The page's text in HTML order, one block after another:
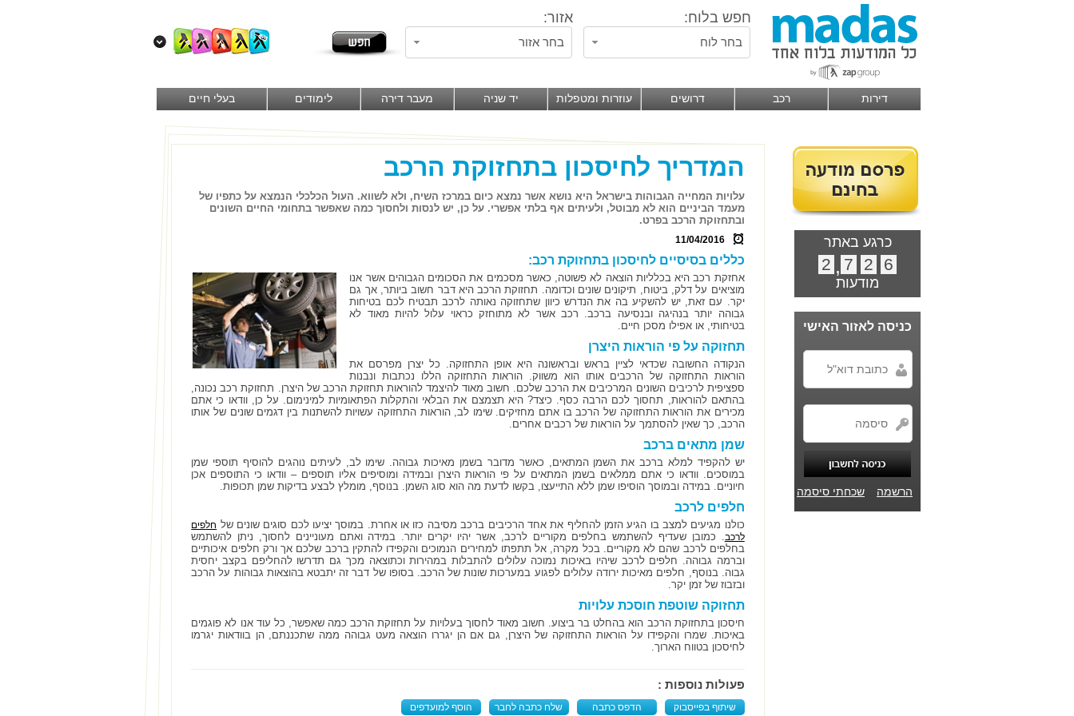
חפש בלוח: אזור:
בחר לוח בחר אזור
דירות רכב דרושים עוזרות ומטפלות יד שניה מעבר דירה לימודים בעלי חיים
כרגע באתר
6
2
7
,
2
מודעות
כניסה לאזור האישי
הרשמה שכחתי סיסמה
המדריך לחיסכון בתחזוקת הרכב
עלויות המחייה הגבוהות בישראל היא נושא אשר נמצא כיום במרכז השיח, ולא לשווא. העול הכלכלי הנמצא על כתפיו של
מעמד הביניים הוא לא מבוטל, ולעיתים אף בלתי אפשרי. על כן, יש לנסות ולחסוך כמה שאפשר בתחומי החיים השונים
ובתחזוקת הרכב בפרט.
11/04/2016
כללים בסיסיים לחיסכון בתחזוקת רכב:
אחזקת רכב היא בכלליות הוצאה לא פשוטה, כאשר מסכמים את הסכומים הגבוהים אשר אנו
מוציאים על דלק, ביטוח, תיקונים שונים וכדומה. תחזוקת הרכב היא דבר חשוב ביותר, אך גם
יקר. עם זאת, יש להשקיע בה את הנדרש כיוון שתחזוקה נאותה לרכב תבטיח לכם בטיחות
גבוהה יותר בנהיגה ובנסיעה ברכב. רכב אשר לא מתוחזק כראוי עלול להיות מאוד לא
בטיחותי, או אפילו מסכן חיים.
תחזוקה על פי הוראות היצרן
הנקודה החשובה שכדאי לציין בראש ובראשונה היא אופן התחזוקה. כל יצרן מפרסם את
הוראות התחזוקה של הרכבים אותו הוא משווק. הוראות התחזוקה הללו נכתבות ונבנות
ספציפית לרכיבים השונים המרכיבים את הרכב שלכם. חשוב מאוד להיצמד להוראות תחזוקת הרכב של היצרן. תחזוקת רכב נכונה,
בהתאם להוראות, תחסוך לכם הרבה כסף. כיצד? היא תצמצם את הבלאי והתקלות הפתאומיות למינימום. על כן, וודאו כי אתם
מכירים את הוראות התחזוקה של הרכב בו אתם מחזיקים. שימו לב, הוראות התחזוקה עשויות להשתנות בין דגמים שונים של אותו
הרכב, כך שאין להסתמך על הוראות של רכבים אחרים.
שמן מתאים ברכב
יש להקפיד למלא ברכב את השמן המתאים, כאשר מדובר בשמן מאיכות גבוהה. שימו לב, לעיתים נוהגים להוסיף תוספי שמן
במוסכים. וודאו כי אתם ממלאים בשמן המתאים על פי הוראות היצרן ובמידה ומוסיפים אליו תוספים – וודאו כי התוספים אכן
חיוניים. במידה ובמוסך הוסיפו שמן ללא התייעצו, בקשו לדעת מה הוא סוג השמן. בנוסף, מומלץ לבצע בדיקות שמן תכופות.
חלפים לרכב
כולנו מגיעים למצב בו הגיע הזמן להחליף את אחד הרכיבים ברכב מסיבה כזו או אחרת. במוסך יציעו לכם סוגים שונים של חלפים
לרכב. כמובן שעדיף להשתמש בחלפים מקוריים לרכב, אשר יהיו יקרים יותר. במידה ואתם מעוניינים לחסוך, ניתן להשתמש
בחלפים לרכב שהם לא מקוריים. בכל מקרה, אל תתפתו למחירים הנמוכים והקפידו להתקין ברכב שלכם אך ורק חלפים איכותיים
וברמה גבוהה. חלפים לרכב שיהיו באיכות נמוכה עלולים להתבלות במהירות וכתוצאה מכך גם תדרשו להחליפם בקצב יחסית
גבוה. בנוסף, חלפים מאיכות ירודה עלולים לפגוע במערכות שונות של הרכב. בסופו של דבר זה יתבטא בהוצאות גבוהות על הרכב
ובזבוז של זמן יקר.
תחזוקה שוטפת חוסכת עלויות
חיסכון בתחזוקת הרכב הוא בהחלט בר ביצוע. חשוב מאוד לחסוך בעלויות על תחזוקת הרכב כמה שאפשר, כל עוד אנו לא פוגמים
באיכות. שמרו והקפידו על הוראות התחזוקה של היצרן, גם אם הן יגררו הוצאה מעט גבוהה ממה שתכננתם, הן בוודאות יגרמו
לחיסכון בטווח הארוך.
פעולות נוספות :
שיתוף בפייסבוק הדפס כתבה שלח כתבה לחבר הוסף למועדפים